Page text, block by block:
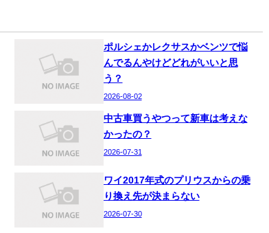
ポルシェかレクサスかベンツで悩
んでるんやけどどれがいいと思
う？
2026-08-02
中古車買うやつって新車は考えな
かったの？
2026-07-31
ワイ2017年式のプリウスからの乗
り換え先が決まらない
2026-07-30